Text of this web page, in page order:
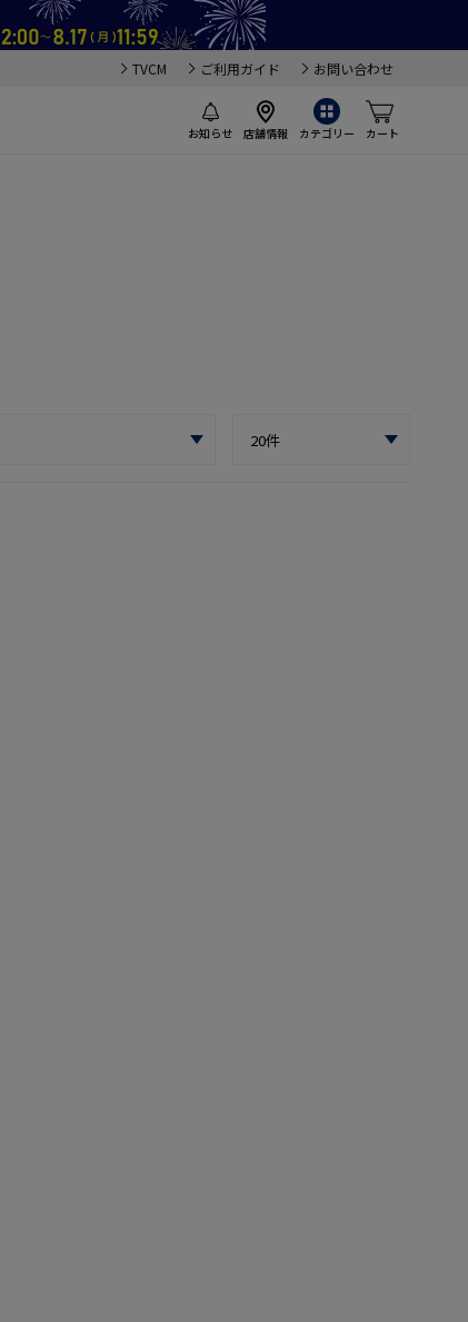
TVCM ご利用ガイド お問い合わせ
お知らせ 店舗情報 カテゴリー カート